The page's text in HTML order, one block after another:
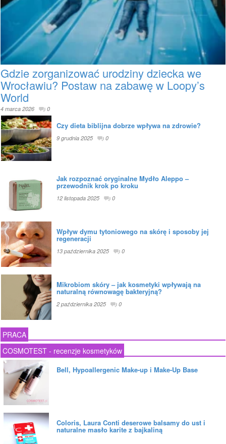
Gdzie zorganizować urodziny dziecka we
Wrocławiu? Postaw na zabawę w Loopy’s
World
4 marca 2026 0
Czy dieta biblijna dobrze wpływa na zdrowie?
9 grudnia 2025 0
Jak rozpoznać oryginalne Mydło Aleppo –
przewodnik krok po kroku
12 listopada 2025 0
Wpływ dymu tytoniowego na skórę i sposoby jej
regeneracji
13 października 2025 0
Mikrobiom skóry – jak kosmetyki wpływają na
naturalną równowagę bakteryjną?
2 października 2025 0
PRACA
COSMOTEST - recenzje kosmetyków
Bell, Hypoallergenic Make-up i Make-Up Base
Coloris, Laura Conti deserowe balsamy do ust i
naturalne masło karite z bajkaliną